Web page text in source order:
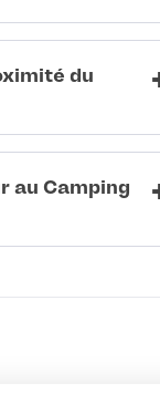
du
au Camping